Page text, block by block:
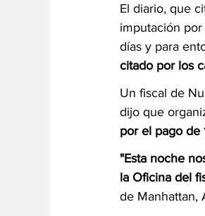
El diario, que
imputación
días y para
citado por los
Un fiscal de
dijo que
por el pago de
"Esta noche
la Oficina del
de Manhattan,